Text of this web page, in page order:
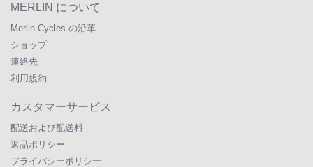
MERLIN について
Merlin Cycles の沿革
ショップ
連絡先
利用規約
カスタマーサービス
配送および配送料
返品ポリシー
プライバシーポリシー